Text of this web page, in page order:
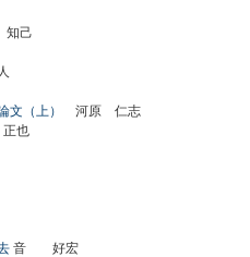
己
文（上）
河原 仁志
也
音 好宏